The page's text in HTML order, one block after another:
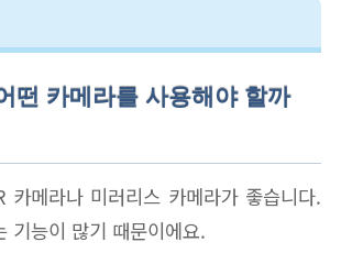
떤 카메라를 사용해야 할까
카메라나 미러리스 카메라가 좋습니다.
기능이 많기 때문이에요.